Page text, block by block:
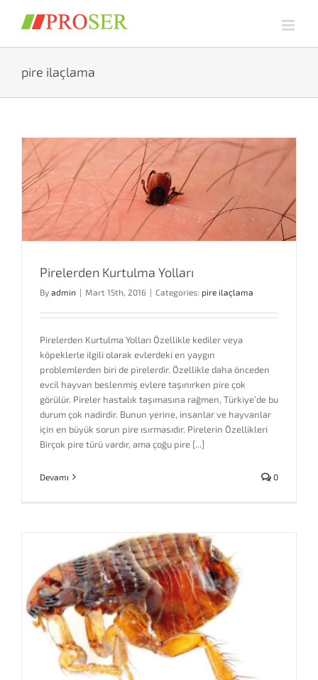
pire ilaçlama
Pirelerden Kurtulma Yolları
By admin | Mart 15th, 2016 | Categories: pire ilaçlama
Pirelerden Kurtulma Yolları Özellikle kediler veya
köpeklerle ilgili olarak evlerdeki en yaygın
problemlerden biri de pirelerdir. Özellikle daha önceden
evcil hayvan beslenmiş evlere taşınırken pire çok
görülür. Pireler hastalık taşımasına rağmen, Türkiye’de bu
durum çok nadirdir. Bunun yerine, insanlar ve hayvanlar
için en büyük sorun pire ısırmasıdır. Pirelerin Özellikleri
Birçok pire türü vardır, ama çoğu pire [...]
Devamı 0